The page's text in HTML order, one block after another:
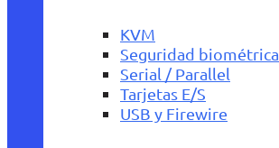
KVM
Seguridad biométrica
Serial / Parallel
Tarjetas E/S
USB y Firewire